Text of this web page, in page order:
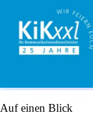
Auf einen Blick